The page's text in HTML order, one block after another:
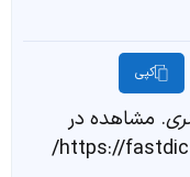
کپی
. مشاهده در
تاریخ ۱۷ مرداد ۱۴۰۵، از https://fastdic.com/word/